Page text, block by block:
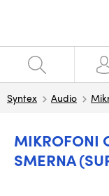
Syntex Audio
MIKROFONI
SMERNA